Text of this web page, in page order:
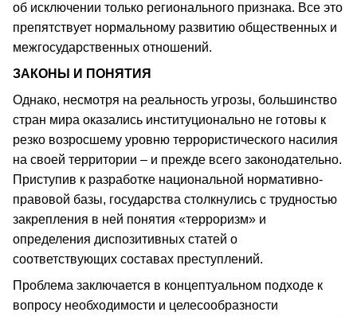
об исключении только регионального признака. Все это
препятствует нормальному развитию общественных и
межгосударственных отношений.
ЗАКОНЫ И ПОНЯТИЯ
Однако, несмотря на реальность угрозы, большинство
стран мира оказались институционально не готовы к
резко возросшему уровню террористического насилия
на своей территории – и прежде всего законодательно.
Приступив к разработке национальной нормативно-
правовой базы, государства столкнулись с трудностью
закрепления в ней понятия «терроризм» и
определения диспозитивных статей о
соответствующих составах преступлений.
Проблема заключается в концептуальном подходе к
вопросу необходимости и целесообразности